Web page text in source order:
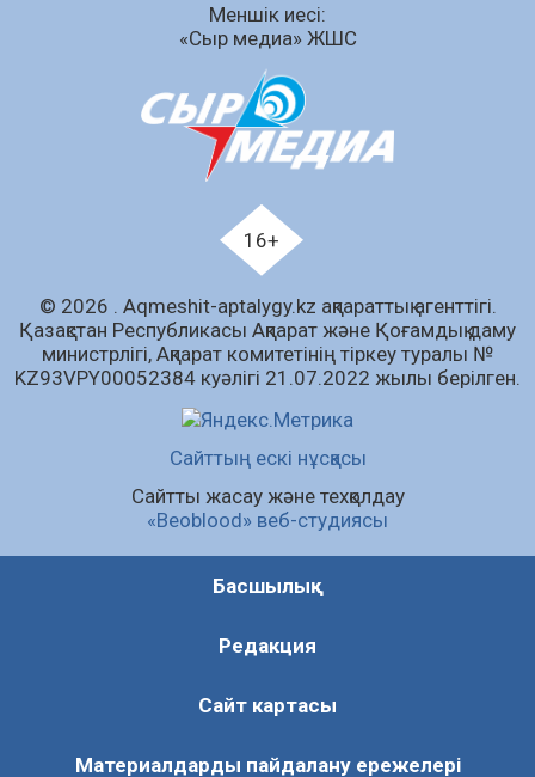
Аумақтан тыс соттылық – сот төрелігінің
ашықтығы мен қолжетімділігін арттыру
«Дауыс беру учаскесін қалай табуға болады?»￼
07.08.2026 64 0
Барлық жаңалық
Меншік иесі:
«Сыр медиа» ЖШС
16+
© 2026 . Аqmeshit-aptalygy.kz ақпараттық агенттігі.
Қазақстан Республикасы Ақпарат және Қоғамдық даму
министрлігі, Ақпарат комитетінің тіркеу туралы №
KZ93VPY00052384 куәлігі 21.07.2022 жылы берілген.
Сайттың ескі нұсқасы
Сайтты жасау және техқолдау
«Beoblood» веб-студиясы
Басшылық
Редакция
Сайт картасы
Материалдарды пайдалану ережелері